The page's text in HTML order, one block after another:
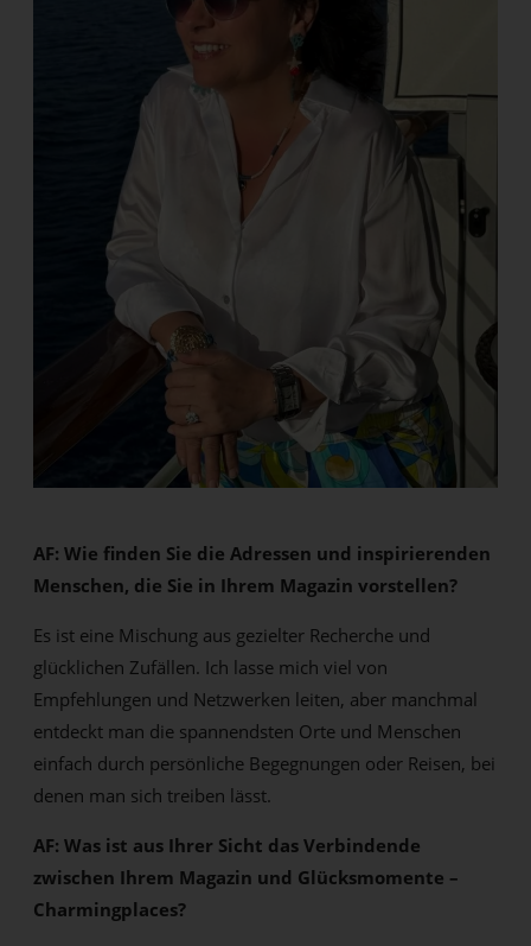
AF: Wie finden Sie die Adressen und inspirierenden
Menschen, die Sie in Ihrem Magazin vorstellen?
Es ist eine Mischung aus gezielter Recherche und
glücklichen Zufällen. Ich lasse mich viel von
Empfehlungen und Netzwerken leiten, aber manchmal
entdeckt man die spannendsten Orte und Menschen
einfach durch persönliche Begegnungen oder Reisen, bei
denen man sich treiben lässt.
AF: Was ist aus Ihrer Sicht das Verbindende
zwischen Ihrem Magazin und Glücksmomente –
Charmingplaces?